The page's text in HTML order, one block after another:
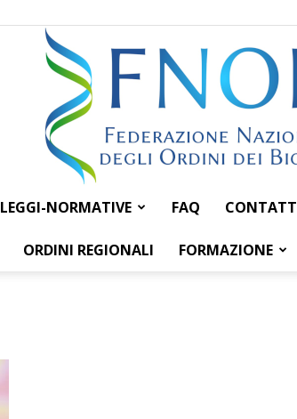
Federazione
LEGGI-NORMATIVE FAQ
ORDINI REGIONALI FORMAZIONE